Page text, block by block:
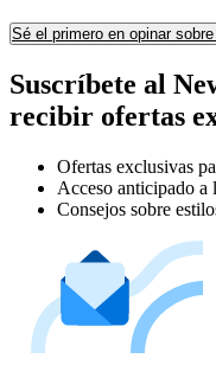
Sé el primero en opinar
Suscríbete al
recibir ofertas
Ofertas exclusivas
Acceso anticipado a
Consejos sobre